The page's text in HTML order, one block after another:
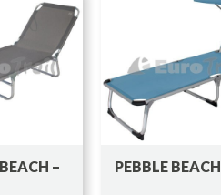
–
PEBBLE BEACH